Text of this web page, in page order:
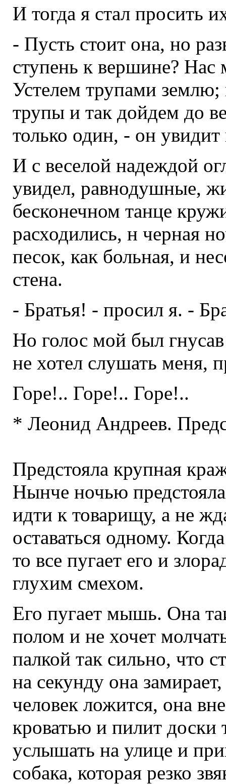
И тогда я стал просить
- Пусть стоит она, но
ступень к вершине? Нас
Устелем трупами
трупы и так дойдем до
только один, - он
И с веселой надеждой
увидел, равнодушные,
бесконечном танце
расходились, н черная
песок, как больная, и
стена.
- Братья! - просил я. -
Но голос мой был
не хотел слушать меня,
Горе!.. Горе!.. Горе!..
* Леонид Андреев.
Предстояла крупная
Нынче ночью
идти к товарищу, а не
оставаться одному.
то все пугает его и
глухим смехом.
Его пугает мышь. Она
полом и не хочет
палкой так сильно, что
на секунду она
человек ложится, она
кроватью и пилит доски
услышать на улице и
собака, которая резко